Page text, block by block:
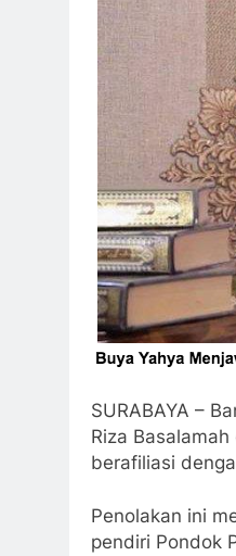
SURABAYA –
Riza
berafiliasi
Penolakan ini
pendiri Pondok